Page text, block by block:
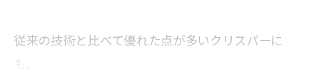
従来の技術と比べて優れた点が多いクリスパーに